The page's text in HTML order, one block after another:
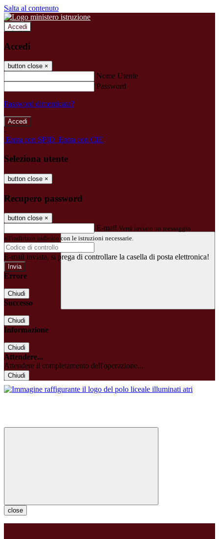
Salta al contenuto
Accedi
Accedi
button close ×
Nome Utente
Password
Password dimenticata?
-
Entra con SPID Entra con CIE
Seleziona utente
button close ×
Recupero password
button close ×
E-mail Verrà inviato un messaggio
all'indirizzo indicato con le istruzioni necessarie.
E-mail inviata, si prega di controllare la casella di posta elettronica!
Errore
Chiudi
Successo
Chiudi
Informazione
Chiudi
Attendere...
Attendere il completamento dell'operazione...
Chiudi
close